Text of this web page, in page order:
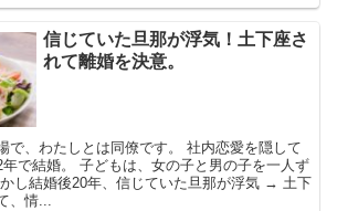
信じていた旦那が浮気！土下座さ
れて離婚を決意。
で、わたしとは同僚です。 社内恋愛を隠して
で結婚。 子どもは、女の子と男の子を一人ず
し結婚後20年、信じていた旦那が浮気 → 土下
、情...